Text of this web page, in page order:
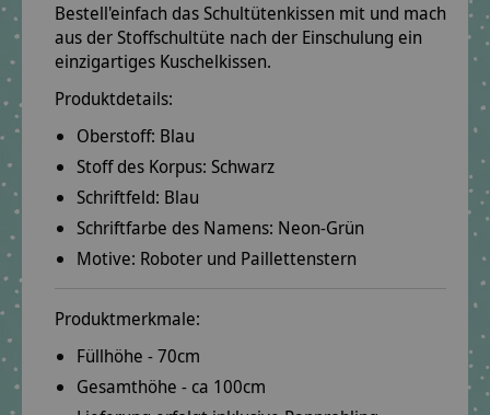
Bestell'einfach das Schultütenkissen mit und mach
aus der Stoffschultüte nach der Einschulung ein
einzigartiges Kuschelkissen.
Produktdetails:
Oberstoff: Blau
Stoff des Korpus: Schwarz
Schriftfeld: Blau
Schriftfarbe des Namens: Neon-Grün
Motive: Roboter und Paillettenstern
Produktmerkmale:
Füllhöhe - 70cm
Gesamthöhe - ca 100cm